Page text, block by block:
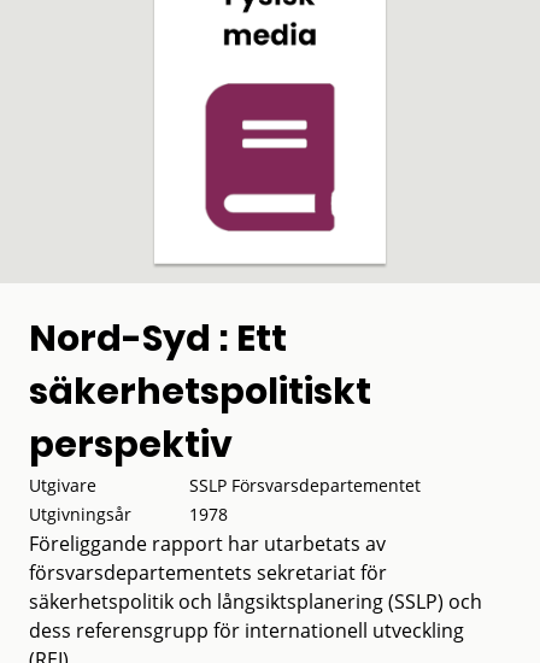
Nord-Syd : Ett
säkerhetspolitiskt
perspektiv
Utgivare
SSLP Försvarsdepartementet
Utgivningsår
1978
Föreliggande rapport har utarbetats av
försvarsdepartementets sekretariat för
säkerhetspolitik och långsiktsplanering (SSLP) och
dess referensgrupp för internationell utveckling